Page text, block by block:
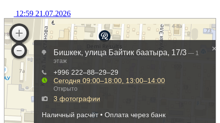
12:59 21.07.2026